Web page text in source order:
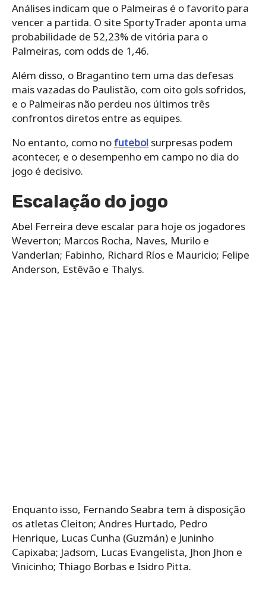
Análises indicam que o Palmeiras é o favorito para
vencer a partida. O site SportyTrader aponta uma
probabilidade de 52,23% de vitória para o
Palmeiras, com odds de 1,46.
Além disso, o Bragantino tem uma das defesas
mais vazadas do Paulistão, com oito gols sofridos,
e o Palmeiras não perdeu nos últimos três
confrontos diretos entre as equipes.
No entanto, como nofutebol surpresas podem
acontecer, e o desempenho em campo no dia do
jogo é decisivo.
Escalação do jogo
Abel Ferreira deve escalar para hoje os jogadores
Weverton; Marcos Rocha, Naves, Murilo e
Vanderlan; Fabinho, Richard Ríos e Mauricio; Felipe
Anderson, Estêvão e Thalys.
Enquanto isso, Fernando Seabra tem à disposição
os atletas Cleiton; Andres Hurtado, Pedro
Henrique, Lucas Cunha (Guzmán) e Juninho
Capixaba; Jadsom, Lucas Evangelista, Jhon Jhon e
Vinicinho; Thiago Borbas e Isidro Pitta.